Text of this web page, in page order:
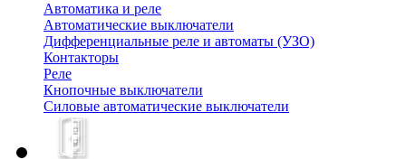
Автоматика и реле
Автоматические выключатели
Дифференциальные реле и автоматы (УЗО)
Контакторы
Реле
Кнопочные выключатели
Силовые автоматические выключатели